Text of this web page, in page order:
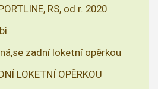
RS, od r. 2020
zadní loketní opěrkou
LOKETNÍ OPĚRKOU